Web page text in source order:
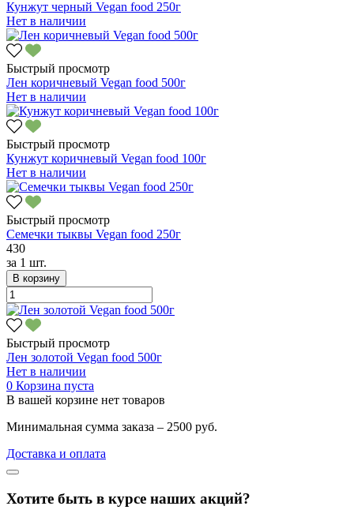
Кунжут черный Vegan food 250г
Нет в наличии
Быстрый просмотр
Лен коричневый Vegan food 500г
Нет в наличии
Быстрый просмотр
Кунжут коричневый Vegan food 100г
Нет в наличии
Быстрый просмотр
Семечки тыквы Vegan food 250г
430
за 1 шт.
В корзину
Быстрый просмотр
Лен золотой Vegan food 500г
Нет в наличии
0 Корзина пуста
В вашей корзине нет товаров
Минимальная сумма заказа – 2500 руб.
Доставка и оплата
Хотите быть в курсе наших акций?